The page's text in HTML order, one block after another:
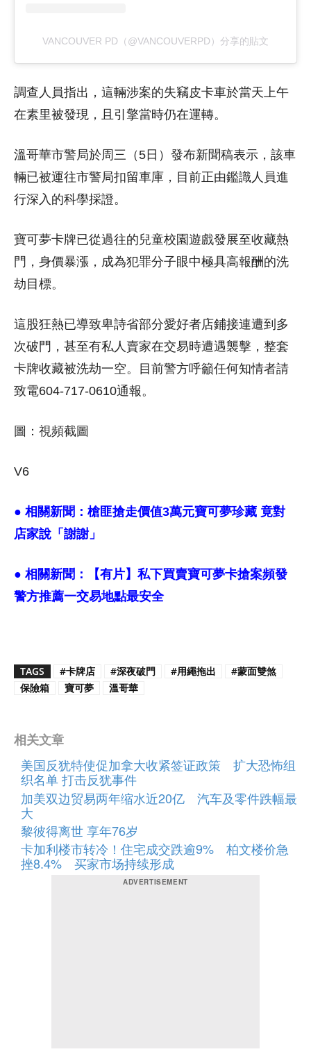
VANCOUVER PD（@VANCOUVERPD）分享的貼文
調查人員指出，這輛涉案的失竊皮卡車於當天上午
在素里被發現，且引擎當時仍在運轉。
溫哥華市警局於周三（5日）發布新聞稿表示，該車
輛已被運往市警局扣留車庫，目前正由鑑識人員進
行深入的科學採證。
寶可夢卡牌已從過往的兒童校園遊戲發展至收藏熱
門，身價暴漲，成為犯罪分子眼中極具高報酬的洗
劫目標。
這股狂熱已導致卑詩省部分愛好者店鋪接連遭到多
次破門，甚至有私人賣家在交易時遭遇襲擊，整套
卡牌收藏被洗劫一空。目前警方呼籲任何知情者請
致電604-717-0610通報。
圖：視頻截圖
V6
● 相關新聞： 槍匪搶走價值3萬元寶可夢珍藏 竟對
店家說「謝謝」
● 相關新聞：
【有片】私下買賣寶可夢卡搶案頻發
警方推薦一交易地點最安全
TAGS #卡牌店 #深夜破門 #用繩拖出
#蒙面雙煞
保險箱
寶可夢 溫哥華
相关文章
美国反犹特使促加拿大收紧签证政策 扩大恐怖组
织名单 打击反犹事件
加美双边贸易两年缩水近20亿 汽车及零件跌幅最
大
黎彼得离世 享年76岁
卡加利楼市转冷！住宅成交跌逾9% 柏文楼价急
挫8.4% 买家市场持续形成